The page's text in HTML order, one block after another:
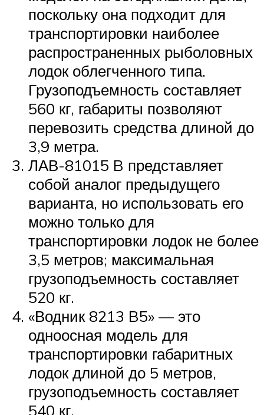
поскольку она подходит для
транспортировки наиболее
распространенных рыболовных
лодок облегченного типа.
Грузоподъемность составляет
560 кг, габариты позволяют
перевозить средства длиной до
3,9 метра.
ЛАВ-81015 B представляет
собой аналог предыдущего
варианта, но использовать его
можно только для
транспортировки лодок не более
3,5 метров; максимальная
грузоподъемность составляет
520 кг.
«Водник 8213 B5» — это
одноосная модель для
транспортировки габаритных
лодок длиной до 5 метров,
грузоподъемность составляет
540 кг.